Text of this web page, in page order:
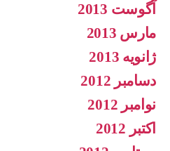
آگوست 2013
مارس 2013
ژانویه 2013
دسامبر 2012
نوامبر 2012
اکتبر 2012